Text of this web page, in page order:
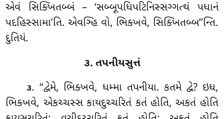
એવં સિક્ખિતબ્બં – ‘સબ્બૂપધિપટિનિસ્સગ્ગત્થં પધાનં
પદહિસ્સામા’તિ. એવઞ્હિ વો, ભિક્ખવે, સિક્ખિતબ્બ’’ન્તિ.
દુતિયં.
૩. તપનીયસુત્તં
૩. ‘‘દ્વેમે, ભિક્ખવે, ધમ્મા તપનીયા. કતમે દ્વે? ઇધ,
ભિક્ખવે, એકચ્ચસ્સ કાયદુચ્ચરિતં કતં હોતિ, અકતં હોતિ